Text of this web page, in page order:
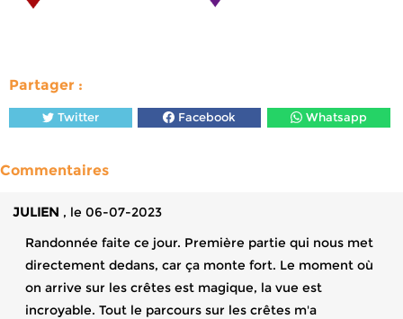
Partager :
Twitter Facebook Whatsapp
Commentaires
JULIEN , le 06-07-2023
Randonnée faite ce jour. Première partie qui nous met
directement dedans, car ça monte fort. Le moment où
on arrive sur les crêtes est magique, la vue est
incroyable. Tout le parcours sur les crêtes m'a